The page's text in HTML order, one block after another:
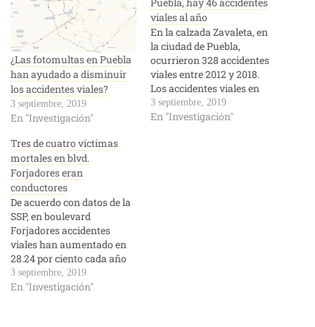
¿Las fotomultas en Puebla
han ayudado a disminuir
los accidentes viales?
3 septiembre, 2019
En "Investigación"
viales al año
En la calzada Zavaleta, en
la ciudad de Puebla,
ocurrieron 328 accidentes
viales entre 2012 y 2018.
Los accidentes viales en
calzada Zavaleta son, en
promedio, 46.85 cada año
3 septiembre, 2019
En "Investigación"
Tres de cuatro víctimas
mortales en blvd.
Forjadores eran
conductores
De acuerdo con datos de la
SSP, en boulevard
Forjadores accidentes
viales han aumentado en
28.24 por ciento cada año
desde 2012. En boulevard
Forjadores, en la capital de
3 septiembre, 2019
En "Investigación"